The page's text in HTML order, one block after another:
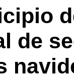
de